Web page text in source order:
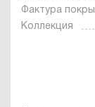
Фактура
Коллекция